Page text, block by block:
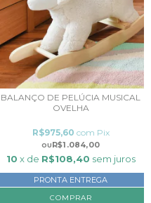
BALANÇO DE PELÚCIA MUSICAL
OVELHA
R$1.084,00
R$975,60 com Pix
10 x de R$108,40 sem juros
PRONTA ENTREGA
COMPRAR